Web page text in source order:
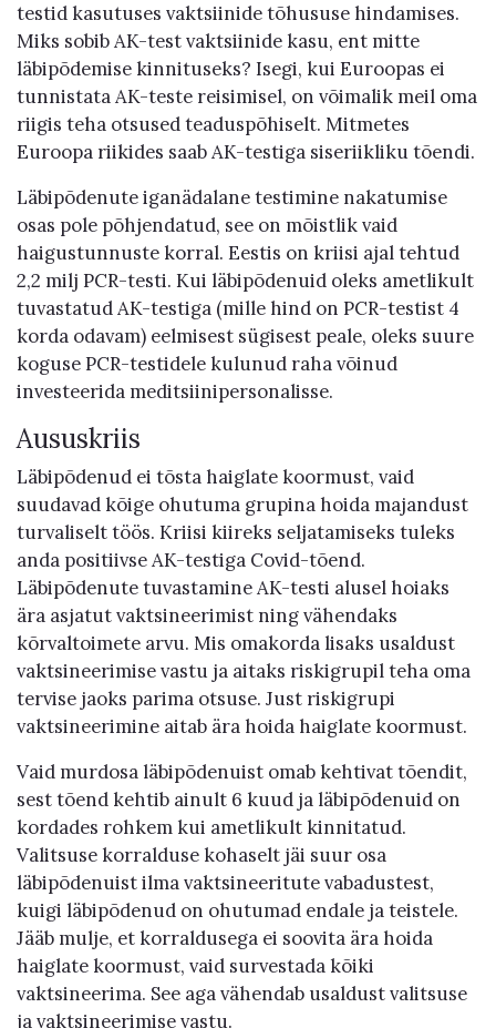
testid kasutuses vaktsiinide tõhususe hindamises.
Miks sobib AK-test vaktsiinide kasu, ent mitte
läbipõdemise kinnituseks? Isegi, kui Euroopas ei
tunnistata AK-teste reisimisel, on võimalik meil oma
riigis teha otsused teaduspõhiselt. Mitmetes
Euroopa riikides saab AK-testiga siseriikliku tõendi.
Läbipõdenute iganädalane testimine nakatumise
osas pole põhjendatud, see on mõistlik vaid
haigustunnuste korral. Eestis on kriisi ajal tehtud
2,2 milj PCR-testi. Kui läbipõdenuid oleks ametlikult
tuvastatud AK-testiga (mille hind on PCR-testist 4
korda odavam) eelmisest sügisest peale, oleks suure
koguse PCR-testidele kulunud raha võinud
investeerida meditsiinipersonalisse.
Aususkriis
Läbipõdenud ei tõsta haiglate koormust, vaid
suudavad kõige ohutuma grupina hoida majandust
turvaliselt töös. Kriisi kiireks seljatamiseks tuleks
anda positiivse AK-testiga Covid-tõend.
Läbipõdenute tuvastamine AK-testi alusel hoiaks
ära asjatut vaktsineerimist ning vähendaks
kõrvaltoimete arvu. Mis omakorda lisaks usaldust
vaktsineerimise vastu ja aitaks riskigrupil teha oma
tervise jaoks parima otsuse. Just riskigrupi
vaktsineerimine aitab ära hoida haiglate koormust.
Vaid murdosa läbipõdenuist omab kehtivat tõendit,
sest tõend kehtib ainult 6 kuud ja läbipõdenuid on
kordades rohkem kui ametlikult kinnitatud.
Valitsuse korralduse kohaselt jäi suur osa
läbipõdenuist ilma vaktsineeritute vabadustest,
kuigi läbipõdenud on ohutumad endale ja teistele.
Jääb mulje, et korraldusega ei soovita ära hoida
haiglate koormust, vaid survestada kõiki
vaktsineerima. See aga vähendab usaldust valitsuse
ja vaktsineerimise vastu.